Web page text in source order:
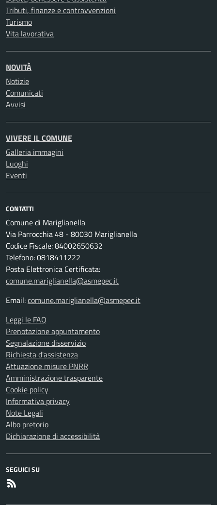
Tributi, finanze e contravvenzioni
Turismo
Vita lavorativa
NOVITÀ
Notizie
Comunicati
Avvisi
VIVERE IL COMUNE
Galleria immagini
Luoghi
Eventi
CONTATTI
Comune di Mariglianella
Via Parrocchia 48 - 80030 Mariglianella
Codice Fiscale: 84002650632
Telefono: 0818411222
Posta Elettronica Certificata:
comune.mariglianella@asmepec.it
Email:comune.mariglianella@asmepec.it
Leggi le FAQ
Prenotazione appuntamento
Segnalazione disservizio
Richiesta d'assistenza
Attuazione misure PNRR
Amministrazione trasparente
Cookie policy
Informativa privacy
Note Legali
Albo pretorio
Dichiarazione di accessibilità
SEGUICI SU